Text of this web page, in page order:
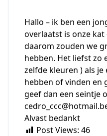
Hallo – ik ben een
overlaatst is onze
daarom zouden we
hebben. Het liefst zo
zelfde kleuren ) als
hebben of vinden en
geef dan een seintje
Alvast bedankt
Post Views: 46